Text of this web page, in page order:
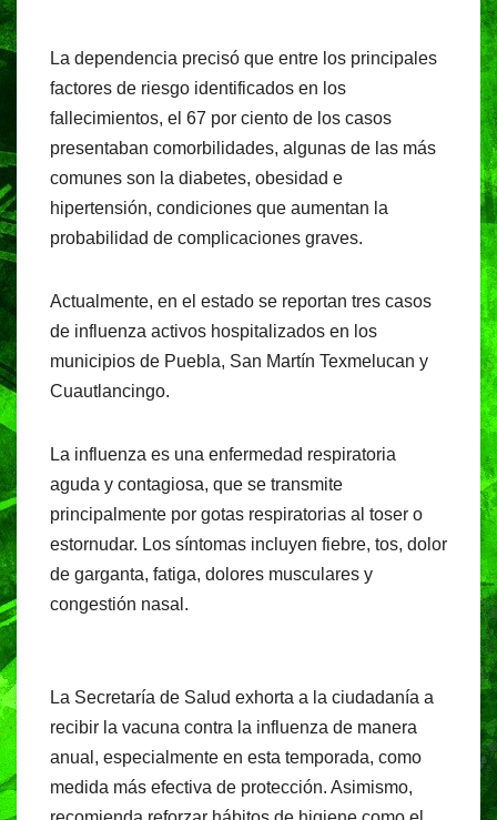
La dependencia precisó que entre los principales
factores de riesgo identificados en los
fallecimientos, el 67 por ciento de los casos
presentaban comorbilidades, algunas de las más
comunes son la diabetes, obesidad e
hipertensión, condiciones que aumentan la
probabilidad de complicaciones graves.
Actualmente, en el estado se reportan tres casos
de influenza activos hospitalizados en los
municipios de Puebla, San Martín Texmelucan y
Cuautlancingo.
La influenza es una enfermedad respiratoria
aguda y contagiosa, que se transmite
principalmente por gotas respiratorias al toser o
estornudar. Los síntomas incluyen fiebre, tos, dolor
de garganta, fatiga, dolores musculares y
congestión nasal.
La Secretaría de Salud exhorta a la ciudadanía a
recibir la vacuna contra la influenza de manera
anual, especialmente en esta temporada, como
medida más efectiva de protección. Asimismo,